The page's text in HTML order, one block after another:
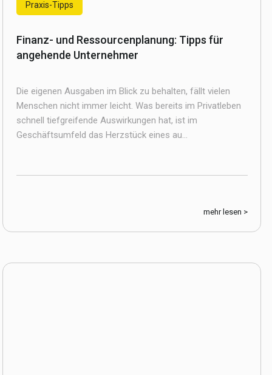
Praxis-Tipps
Finanz- und Ressourcenplanung: Tipps für
angehende Unternehmer
Die eigenen Ausgaben im Blick zu behalten, fällt vielen
Menschen nicht immer leicht. Was bereits im Privatleben
schnell tiefgreifende Auswirkungen hat, ist im
Geschäftsumfeld das Herzstück eines au...
mehr lesen >